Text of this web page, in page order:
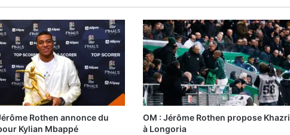
Rothen annonce du
Kylian Mbappé
OM : Jérôme Rothen propose Khazri
à Longoria